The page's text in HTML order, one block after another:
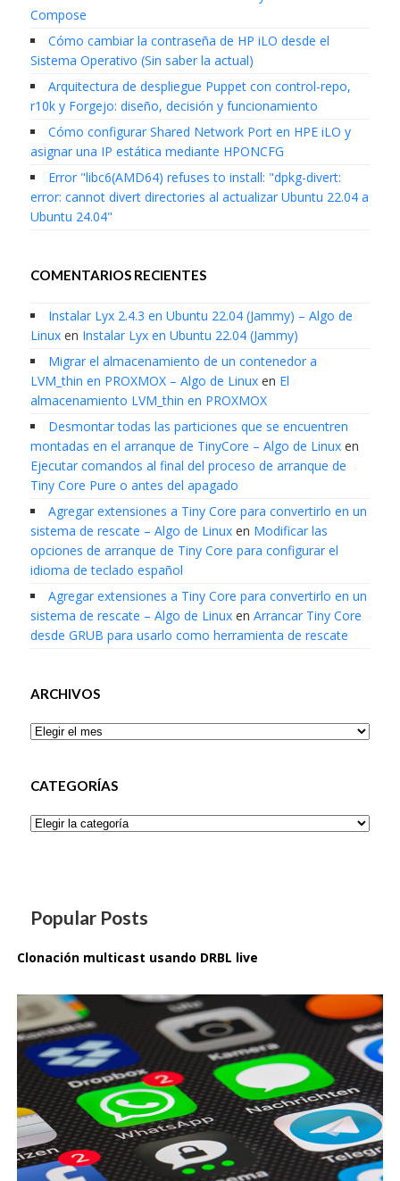
Compose
Cómo cambiar la contraseña de HP iLO desde el
Sistema Operativo (Sin saber la actual)
Arquitectura de despliegue Puppet con control-repo,
r10k y Forgejo: diseño, decisión y funcionamiento
Cómo configurar Shared Network Port en HPE iLO y
asignar una IP estática mediante HPONCFG
Error "libc6(AMD64) refuses to install: "dpkg-divert:
error: cannot divert directories al actualizar Ubuntu 22.04 a
Ubuntu 24.04"
COMENTARIOS RECIENTES
Instalar Lyx 2.4.3 en Ubuntu 22.04 (Jammy) – Algo de
Linuxen Instalar Lyx en Ubuntu 22.04 (Jammy)
Migrar el almacenamiento de un contenedor a
LVM_thin en PROXMOX – Algo de Linuxen El
almacenamiento LVM_thin en PROXMOX
Desmontar todas las particiones que se encuentren
montadas en el arranque de TinyCore – Algo de Linuxen
Ejecutar comandos al final del proceso de arranque de
Tiny Core Pure o antes del apagado
Agregar extensiones a Tiny Core para convertirlo en un
sistema de rescate – Algo de Linuxen Modificar las
opciones de arranque de Tiny Core para configurar el
idioma de teclado español
Agregar extensiones a Tiny Core para convertirlo en un
sistema de rescate – Algo de Linuxen Arrancar Tiny Core
desde GRUB para usarlo como herramienta de rescate
ARCHIVOS
Archivos
CATEGORÍAS
Categorías
Popular Posts
Clonación multicast usando DRBL live